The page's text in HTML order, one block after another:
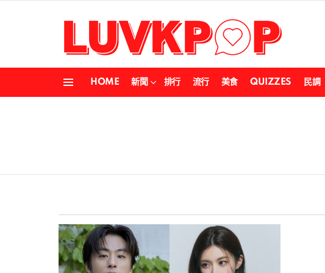
HOME 新聞 排行 流行 美食 QUIZZES 民調